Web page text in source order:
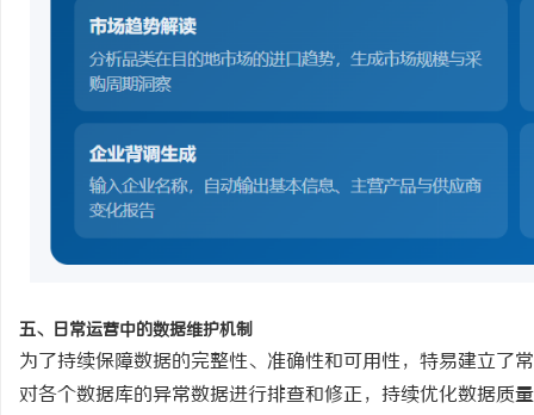
五、日常运营中的数据维护机制
为了持续保障数据的完整性、准确性和可用性，特易建立了
对各个数据库的异常数据进行排查和修正，持续优化数据质